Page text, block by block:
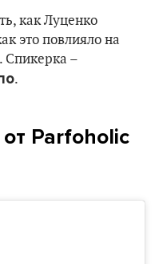
как Луценко
это повлияло на
Спикерка –
.
Parfoholic